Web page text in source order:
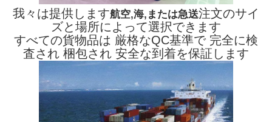
我々は提供します航空,海,または急送注文のサイ
ズと場所によって選択できます
すべての貨物品は 厳格なQC基準で 完全に検
査され 梱包され 安全な到着を保証します